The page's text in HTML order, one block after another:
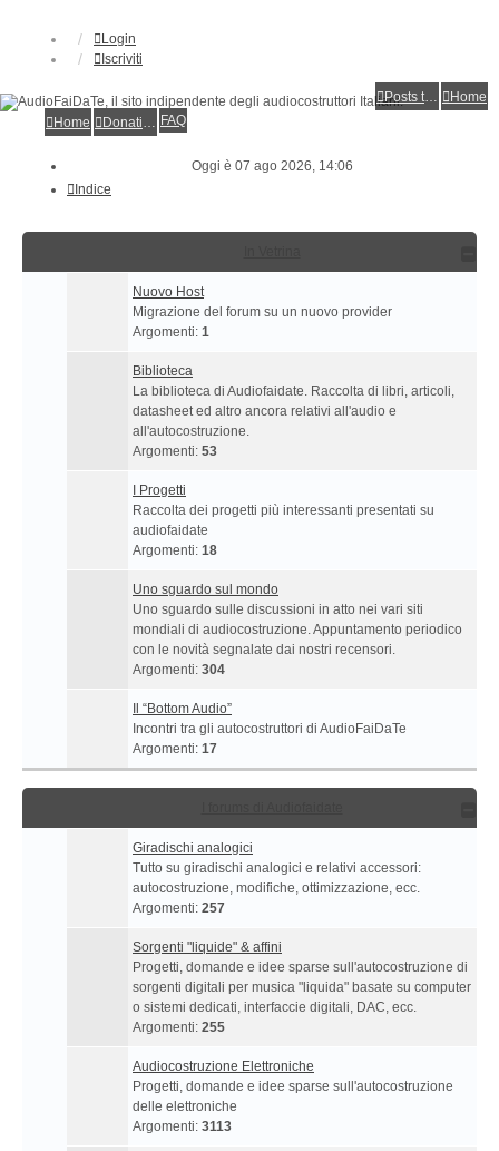
Login
Iscriviti
Posts toplist
Home
Home
Donations FAQ
Oggi è 07 ago 2026, 14:06
Indice
Nuovo Host
Migrazione del forum su un nuovo provider
Argomenti: 1
Biblioteca
La biblioteca di Audiofaidate. Raccolta di libri, articoli,
datasheet ed altro ancora relativi all'audio e
all'autocostruzione.
Argomenti: 53
I Progetti
Raccolta dei progetti più interessanti presentati su
audiofaidate
Argomenti: 18
Uno sguardo sul mondo
Uno sguardo sulle discussioni in atto nei vari siti
mondiali di audiocostruzione. Appuntamento periodico
con le novità segnalate dai nostri recensori.
Argomenti: 304
Il “Bottom Audio”
Incontri tra gli autocostruttori di AudioFaiDaTe
Argomenti: 17
Giradischi analogici
Tutto su giradischi analogici e relativi accessori:
autocostruzione, modifiche, ottimizzazione, ecc.
Argomenti: 257
Sorgenti "liquide" & affini
Progetti, domande e idee sparse sull'autocostruzione di
sorgenti digitali per musica "liquida" basate su computer
o sistemi dedicati, interfaccie digitali, DAC, ecc.
Argomenti: 255
Audiocostruzione Elettroniche
Progetti, domande e idee sparse sull'autocostruzione
delle elettroniche
Argomenti: 3113